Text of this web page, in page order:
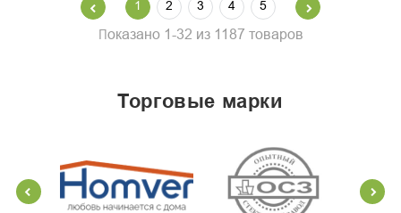
1 2 3 4 5
Показано 1-32 из 1187 товаров
торговые марки